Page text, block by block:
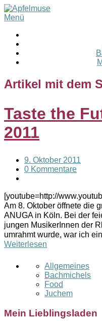
Menü
Artikel mit dem
Taste the
2011
9. Oktober 2011
0 Kommentare
[youtube=http://
Am 8. Oktober öffnete die
ANUGA in Köln. Bei der
jungen MusikerInnen der
umrahmt wurde, war ich
Weiterlesen
Allgemeines
Bachmichels
Food
Juchem
Mein Lieblingsladen